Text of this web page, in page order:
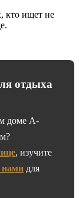
кто ищет не
отдыха
доме A-
, изучите
нами для